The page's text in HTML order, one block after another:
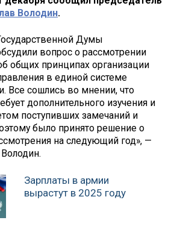
Володин.
Думы
вопрос о рассмотрении
общих принципах организации
в единой системе
Все сошлись во мнении, что
дополнительного изучения и
поступивших замечаний и
было принято решение о
на следующий год», —
Зарплаты в армии
вырастут в 2025 году